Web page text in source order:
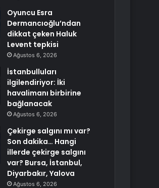
Oyuncu Esra
Dermancıoğlu’ndan
dikkat çeken Haluk
Levent tepkisi
Ağustos 6, 2026
İstanbulluları
ilgilendiriyor: İki
havalimanı birbirine
bağlanacak
Ağustos 6, 2026
Çekirge salgını mı var?
Son dakika… Hangi
illerde çekirge salgını
var? Bursa, İstanbul,
Diyarbakır, Yalova
Ağustos 6, 2026